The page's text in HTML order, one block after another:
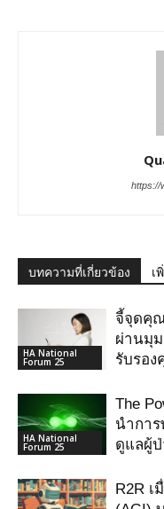
https://
บทความที่เกี่ยวข้อง เ
HA National
Forum 25
จี้จุดคุ
ผ่านมุ
รับรอ
HA National
Forum 25
The
นำกา
ดูแลผู้
R2R เ